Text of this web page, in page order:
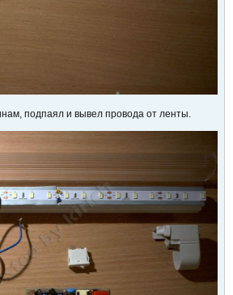
подпаял и вывел провода от ленты.